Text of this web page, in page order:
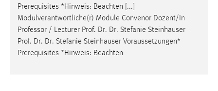
Prerequisites *Hinweis: Beachten [...]
Modulverantwortliche(r) Module Convenor Dozent/In
Professor / Lecturer Prof. Dr. Dr. Stefanie Steinhauser
Prof. Dr. Dr. Stefanie Steinhauser Voraussetzungen*
Prerequisites *Hinweis: Beachten